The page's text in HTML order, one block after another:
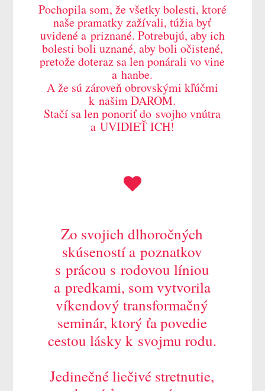
Pochopila som, že všetky bolesti, ktoré
naše pramatky zažívali, túžia byť
uvidené a priznané. Potrebujú, aby ich
bolesti boli uznané, aby boli očistené,
pretože doteraz sa len ponárali vo vine
a hanbe.
A že sú zároveň obrovskými kľúčmi
k našim DAROM.
Stačí sa len ponoriť do svojho vnútra
a UVIDIEŤ ICH!
Zo svojich dlhoročných
skúseností a poznatkov
s prácou s rodovou líniou
a predkami, som vytvorila
víkendový transformačný
seminár, ktorý ťa povedie
cestou lásky k svojmu rodu.
Jedinečné liečivé stretnutie,